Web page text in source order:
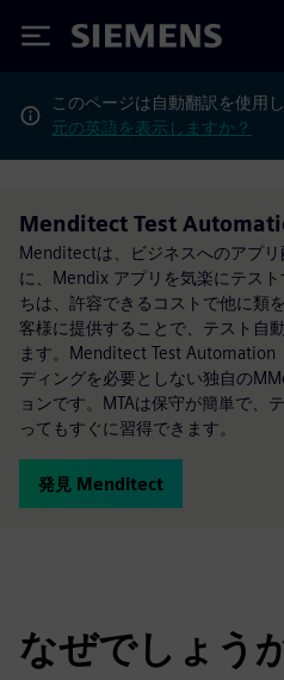
Siemens
このページは自動翻訳を使用
元の英語を表示しますか？
Menditect Test
Menditectは、ビジネスへのアプ
に、Mendix アプリを気楽にテス
ちは、許容できるコストで他に類
客様に提供することで、テスト自
ます。Menditect Test Automation
ディングを必要としない独自の
ョンです。MTAは保守が簡単で、
ってもすぐに習得できます。
発見 Menditect
なぜでしょう